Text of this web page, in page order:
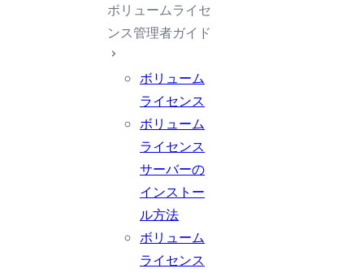
ボリュームライセ
ンス管理者ガイド
ボリューム
ライセンス
ボリューム
ライセンス
サーバーの
インストー
ル方法
ボリューム
ライセンス